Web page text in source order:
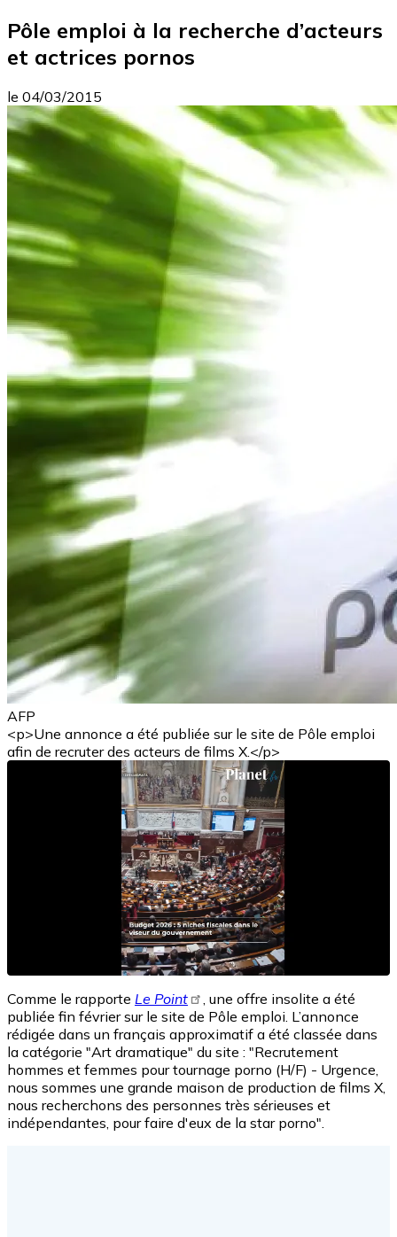
Pôle emploi à la recherche d’acteurs
et actrices pornos
le 04/03/2015
AFP
<p>Une annonce a été publiée sur le site de Pôle emploi
afin de recruter des acteurs de films X.</p>
Comme le rapporte Le Point
, une offre insolite a été
publiée fin février sur le site de Pôle emploi. L’annonce
rédigée dans un français approximatif a été classée dans
la catégorie "Art dramatique" du site : "Recrutement
hommes et femmes pour tournage porno (H/F) - Urgence,
nous sommes une grande maison de production de films X,
nous recherchons des personnes très sérieuses et
indépendantes, pour faire d'eux de la star porno".